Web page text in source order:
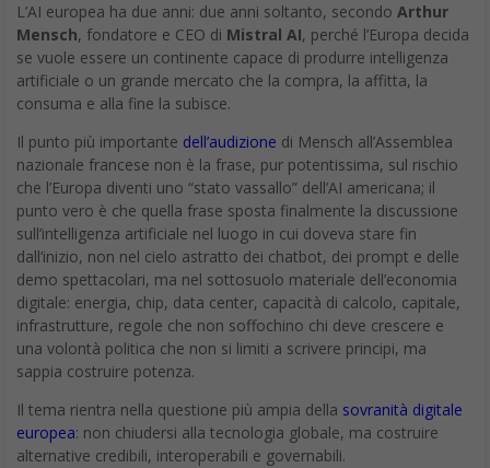
L’AI europea ha due anni: due anni soltanto, secondo Arthur
Mensch, fondatore e CEO di Mistral AI, perché l’Europa decida
se vuole essere un continente capace di produrre intelligenza
artificiale o un grande mercato che la compra, la affitta, la
consuma e alla fine la subisce.
Il punto più importante dell’audizione di Mensch all’Assemblea
nazionale francese non è la frase, pur potentissima, sul rischio
che l’Europa diventi uno “stato vassallo” dell’AI americana; il
punto vero è che quella frase sposta finalmente la discussione
sull’intelligenza artificiale nel luogo in cui doveva stare fin
dall’inizio, non nel cielo astratto dei chatbot, dei prompt e delle
demo spettacolari, ma nel sottosuolo materiale dell’economia
digitale: energia, chip, data center, capacità di calcolo, capitale,
infrastrutture, regole che non soffochino chi deve crescere e
una volontà politica che non si limiti a scrivere principi, ma
sappia costruire potenza.
Il tema rientra nella questione più ampia della sovranità digitale
europea: non chiudersi alla tecnologia globale, ma costruire
alternative credibili, interoperabili e governabili.